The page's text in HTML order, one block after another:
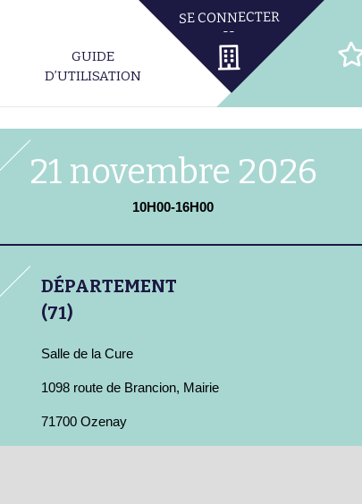
GUIDE
D’UTILISATION
21 novembre 2026
10H00-16H00
DÉPARTEMENT
(71)
Salle de la Cure
1098 route de Brancion, Mairie
71700 Ozenay